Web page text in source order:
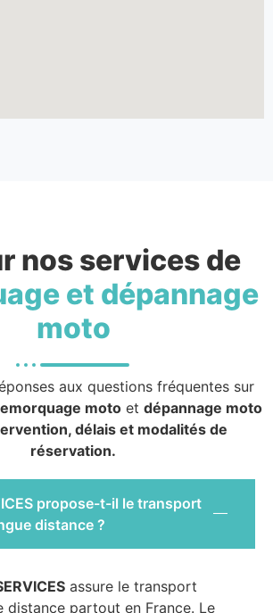
nos services de
et dépannage
moto
aux questions fréquentes sur
moto et dépannage moto
délais et modalités de
réservation.
propose-t-il le transport
distance ?
assure le transport
distance partout en France. Le